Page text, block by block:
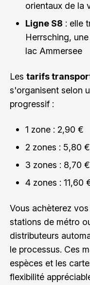
orientaux de la
Ligne S8 : elle
Herrsching,
lac Ammersee
Les tarifs
s'organisent selon
progressif :
1 zone : 2,90 €
2 zones : 5,80 €
3 zones : 8,70 €
4 zones : 11,60
Vous achèterez
stations de métro
distributeurs
le processus. Ces
espèces et les
flexibilité